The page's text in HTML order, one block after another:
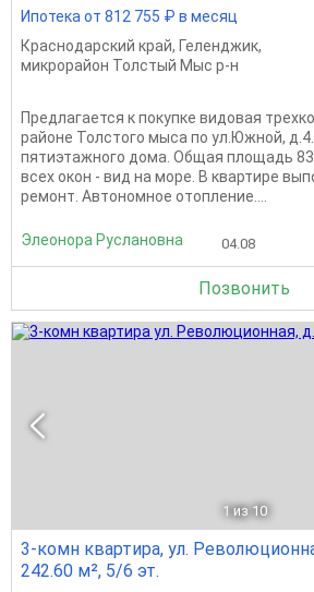
Ипотека от 812 755 ₽ в месяц
Краснодарский край, Геленджик,
микрорайон Толстый Мыс р-н
Предлагается к покупке видовая
районе Толстого мыса по ул.Южной,
пятиэтажного дома. Общая площадь 83
всех окон - вид на море. В квартире
ремонт. Автономное отопление....
Элеонора Руслановна 04.08
Позвонить
1 из 10
3-комн квартира, ул.
242.60 м², 5/6 эт.